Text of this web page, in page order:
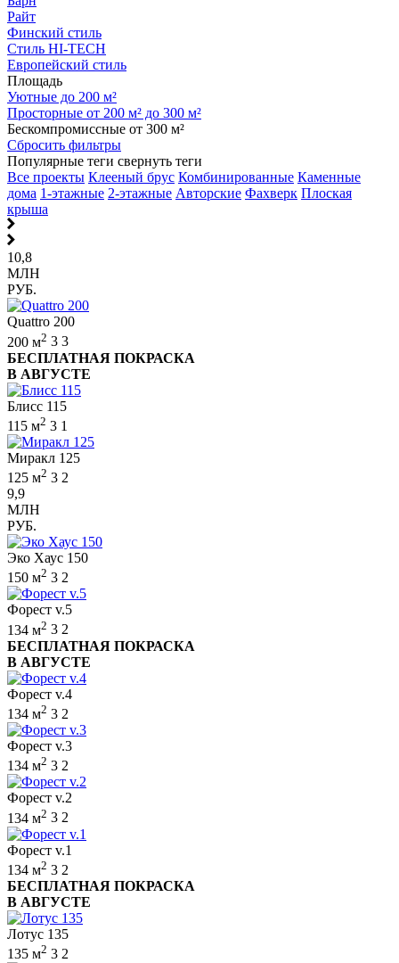
Райт
Финский стиль
Стиль HI-TECH
Европейский стиль
Площадь
Уютные до 200 м²
Просторные от 200 м² до 300 м²
Бескомпромиссные от 300 м²
Сбросить фильтры
Популярные теги свернуть теги
Все проекты Клееный брус Комбинированные Каменные
дома 1-этажные 2-этажные Авторские Фахверк Плоская
крыша
10,8
МЛН
РУБ.
Quattro 200
200 м2 3 3
БЕСПЛАТНАЯ ПОКРАСКА
В АВГУСТЕ
Блисс 115
115 м2 3 1
Миракл 125
125 м2 3 2
9,9
МЛН
РУБ.
Эко Хаус 150
150 м2 3 2
Форест v.5
134 м2 3 2
БЕСПЛАТНАЯ ПОКРАСКА
В АВГУСТЕ
Форест v.4
134 м2 3 2
Форест v.3
134 м2 3 2
Форест v.2
134 м2 3 2
Форест v.1
134 м2 3 2
БЕСПЛАТНАЯ ПОКРАСКА
В АВГУСТЕ
Лотус 135
135 м2 3 2